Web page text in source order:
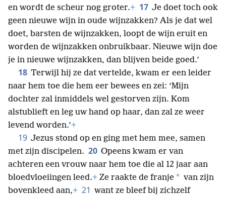
en wordt de scheur nog groter.+ 17 Je doet toch ook
geen nieuwe wijn in oude wijnzakken? Als je dat wel
doet, barsten de wijnzakken, loopt de wijn eruit en
worden de wijnzakken onbruikbaar. Nieuwe wijn doe
je in nieuwe wijnzakken, dan blijven beide goed.’
18 Terwijl hij ze dat vertelde, kwam er een leider
naar hem toe die hem eer bewees en zei: ‘Mijn
dochter zal inmiddels wel gestorven zijn. Kom
alstublieft en leg uw hand op haar, dan zal ze weer
levend worden.’+
19 Jezus stond op en ging met hem mee, samen
met zijn discipelen. 20 Opeens kwam er van
achteren een vrouw naar hem toe die al 12 jaar aan
bloedvloeiingen leed.+ Ze raakte de franje * van zijn
bovenkleed aan,+ 21 want ze bleef bij zichzelf